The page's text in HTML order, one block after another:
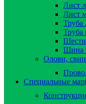
Лист
Лист
Труба
Труба
Шина
Олови,
Специальные